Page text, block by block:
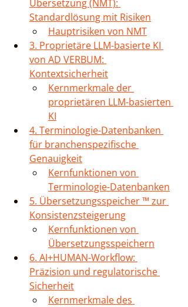
Übersetzung (NMT):
Standardlösung mit Risiken
Hauptrisiken von NMT
3. Proprietäre LLM-basierte KI
von AD VERBUM:
Kontextsicherheit
Kernmerkmale der
proprietären LLM-basierten
KI
4. Terminologie-Datenbanken
für branchenspezifische
Genauigkeit
Kernfunktionen von
Terminologie-Datenbanken
5. Übersetzungsspeicher ™ zur
Konsistenzsteigerung
Kernfunktionen von
Übersetzungsspeichern
6. AI+HUMAN-Workflow:
Präzision und regulatorische
Sicherheit
Kernmerkmale des